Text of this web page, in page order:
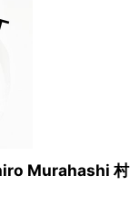
Murahashi 村